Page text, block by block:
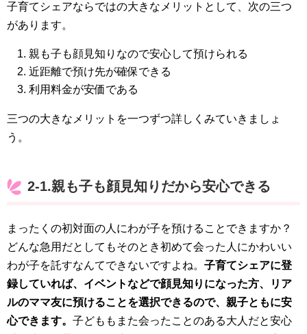
子育てシェアならではの大きなメリットとして、次の三つ
があります。
親も子も顔見知りなので安心して預けられる
近距離で預け先が確保できる
利用料金が安価である
三つの大きなメリットを一つずつ詳しくみていきましょ
う。
2-1.親も子も顔見知りだから安心できる
まったくの初対面の人にわが子を預けることできますか？
どんな急用だとしてもそのとき初めて会った人にかわいい
わが子を託すなんてできないですよね。 子育てシェアに登
録していれば、イベントなどで顔見知りになった方、リア
ルのママ友に預けることを選択できるので、親子ともに安
心できます。 子どももまた会ったことのある大人だと安心